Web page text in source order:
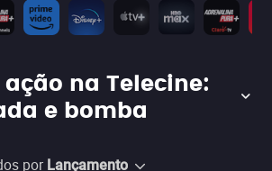
na Telecine:
e bomba
por Lançamento